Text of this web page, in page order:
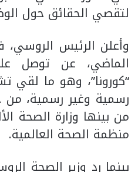
لتقصي الحقائق حول
وأعلن الرئيس الروسي،
الماضي، عن توصل
“كورونا”، وهو ما لقي
رسمية وغير رسمية، من
من بينها وزارة الصحة
منظمة الصحة العالمية.
بينما رد وزير الصحة